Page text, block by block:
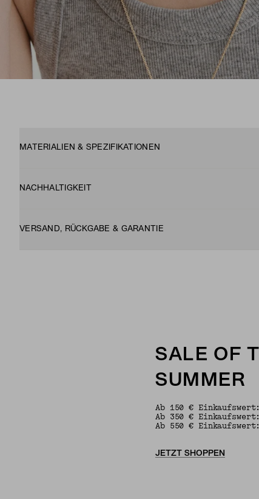
MATERIALIEN & SPEZIFIKATIONEN
NACHHALTIGKEIT
VERSAND, RÜCKGABE & GARANTIE
SALE OF
SUMMER
Ab 150 €
Ab 350 €
Ab 550 €
JETZT SHOPPEN